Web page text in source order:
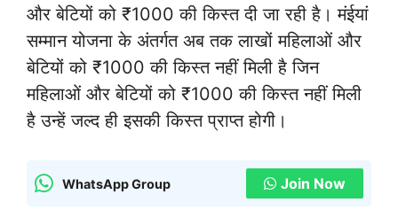
और बेटियों को ₹1000 की किस्त दी जा रही है। मंईयां
सम्मान योजना के अंतर्गत अब तक लाखों महिलाओं और
बेटियों को ₹1000 की किस्त नहीं मिली है जिन
महिलाओं और बेटियों को ₹1000 की किस्त नहीं मिली
है उन्हें जल्द ही इसकी किस्त प्राप्त होगी।
WhatsApp Group Join Now